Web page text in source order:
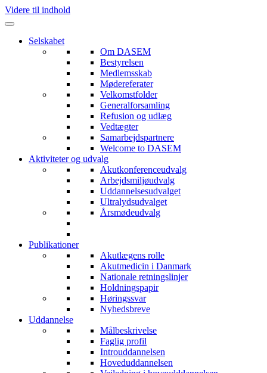
Videre til indhold
Selskabet
Om DASEM
Bestyrelsen
Medlemsskab
Mødereferater
Velkomstfolder
Generalforsamling
Refusion og udlæg
Vedtægter
Samarbejdspartnere
Welcome to DASEM
Aktiviteter og udvalg
Akutkonferenceudvalg
Arbejdsmiljøudvalg
Uddannelsesudvalget
Ultralydsudvalget
Årsmødeudvalg
Publikationer
Akutlægens rolle
Akutmedicin i Danmark
Nationale retningslinjer
Holdningspapir
Høringssvar
Nyhedsbreve
Uddannelse
Målbeskrivelse
Faglig profil
Introuddannelsen
Hoveduddannelsen